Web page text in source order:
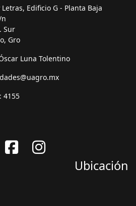
Edificio G - Planta Baja
Sur
Gro
Luna Tolentino
4155
Instagram
Ubicación